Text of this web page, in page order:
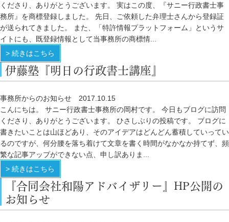
くださり、ありがとうございます。 実はこの度、『サニー行政書士事
務所』を商標登録しました。 先日、ご依頼した弁理士さんから登録証
が送られてきました。 また、「特許情報プラットフォーム」というサ
イトにも、既登録情報として当事務所の商標情...
> 続きはこちら
伊藤塾『明日の行政書士講座』
事務所からのお知らせ
2017.10.15
こんにちは。 サニー行政書士事務所の岡村です。 今日もブログに訪問
くださり、ありがとうございます。 ひさしぶりの投稿です。 ブログに
書きたいことは山ほどあり、そのアイデアはどんどん蓄積していってい
るのですが、何分腰を落ち着けて文章を書く時間がなかなか持てず、頻
繁な記事アップができない点、申し訳ありま...
> 続きはこちら
『合同会社和陽アドバイザリー』HP公開の
お知らせ